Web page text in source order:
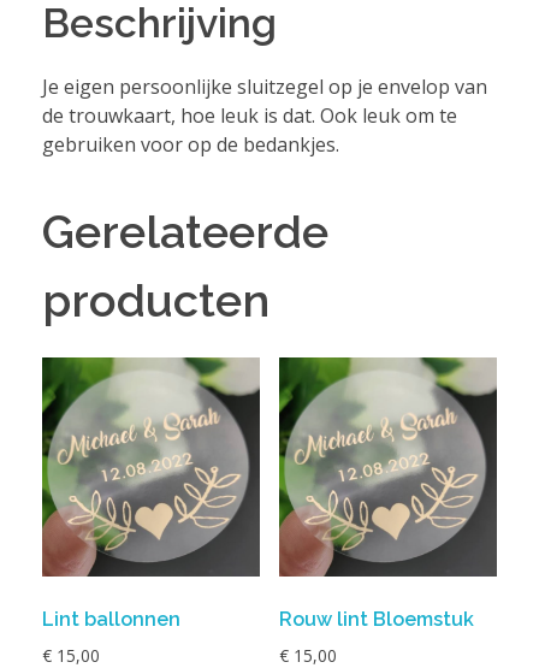
Beschrijving
Je eigen persoonlijke sluitzegel op je envelop van
de trouwkaart, hoe leuk is dat. Ook leuk om te
gebruiken voor op de bedankjes.
Gerelateerde
producten
Lint ballonnen
€ 15,00
Rouw lint Bloemstuk
€15,00